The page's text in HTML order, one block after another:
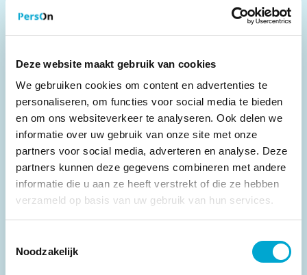
Deze website maakt gebruik van cookies
We gebruiken cookies om content en advertenties te
personaliseren, om functies voor social media te bieden
en om ons websiteverkeer te analyseren. Ook delen we
informatie over uw gebruik van onze site met onze
partners voor social media, adverteren en analyse. Deze
partners kunnen deze gegevens combineren met andere
informatie die u aan ze heeft verstrekt of die ze hebben
verzameld op basis van uw gebruik van hun services.
Noodzakelijk
Hanny Pijnenborg
RL 4: Clinical Modeling
Radboud UMC